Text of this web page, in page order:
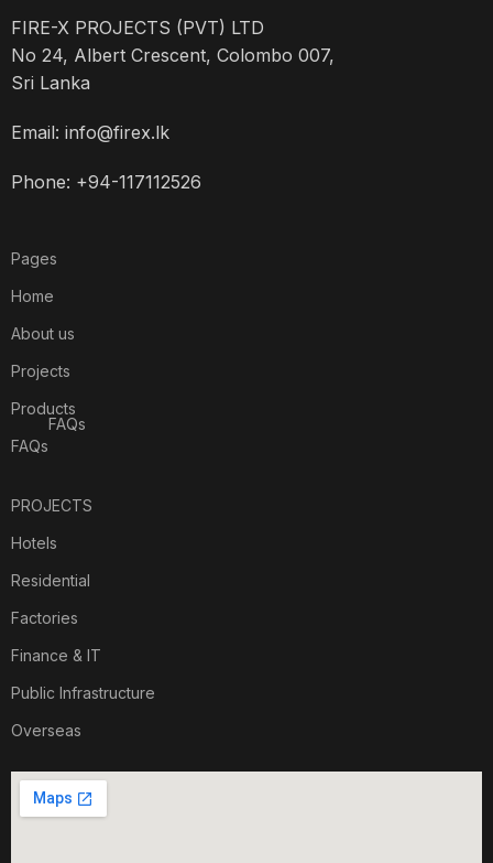
FIRE-X PROJECTS (PVT) LTD
No 24, Albert Crescent, Colombo 007,
Sri Lanka
Email: info@firex.lk
Phone: +94-117112526
Pages
Home
About us
Projects
Products
FAQs
FAQs
PROJECTS
Hotels
Residential
Factories
Finance & IT
Public Infrastructure
Overseas